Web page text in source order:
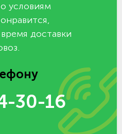
условиям
доставки
30-16